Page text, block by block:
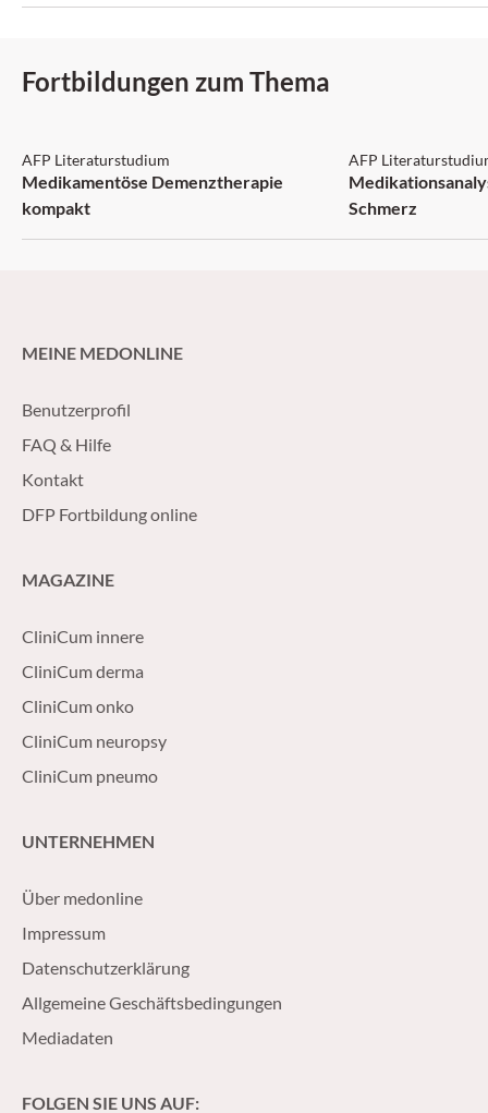
Fortbildungen zum Thema
AFP Literaturstudium
Medikamentöse Demenztherapie
kompakt
AFP
Schmerz
MEINE MEDONLINE
Benutzerprofil
FAQ & Hilfe
Kontakt
DFP Fortbildung online
MAGAZINE
CliniCum innere
CliniCum derma
CliniCum onko
CliniCum neuropsy
CliniCum pneumo
UNTERNEHMEN
Über medonline
Impressum
Datenschutzerklärung
Allgemeine Geschäftsbedingungen
Mediadaten
FOLGEN SIE UNS AUF: